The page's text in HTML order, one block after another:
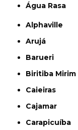
Água Rasa
Alphaville
Arujá
Barueri
Biritiba Mirim
Caieiras
Cajamar
Carapicuíba